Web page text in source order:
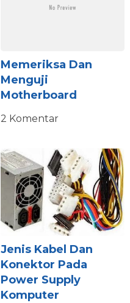
Memeriksa Dan
Menguji
Motherboard
2 Komentar
Jenis Kabel Dan
Konektor Pada
Power Supply
Komputer